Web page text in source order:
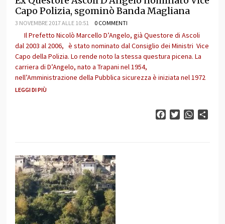
Capo Polizia, sgominò Banda Magliana
3 NOVEMBRE 2017 ALLE 10:51 0 COMMENTI
Il Prefetto Nicolò Marcello D’Angelo, già Questore di Ascoli
dal 2003 al 2006, è stato nominato dal Consiglio dei Ministri Vice
Capo della Polizia. Lo rende noto la stessa questura picena. La
carriera di D’Angelo, nato a Trapani nel 1954,
nell’Amministrazione della Pubblica sicurezza è iniziata nel 1972
LEGGI DI PIÙ
FacebookTwitter